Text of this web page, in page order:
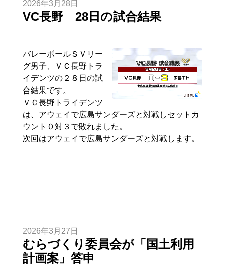
2026年3月28日
VC長野 28日の試合結果
バレーボールＳＶリー
グ男子、ＶＣ長野トラ
イデンツの２８日の試
合結果です。
ＶＣ長野トライデンツ
は、アウェイで広島サンダーズと対戦しセットカ
ウント０対３で敗れました。
次回はアウェイで広島サンダーズと対戦します。
2026年3月27日
むらづくり委員会が「国土利用
計画案」答申